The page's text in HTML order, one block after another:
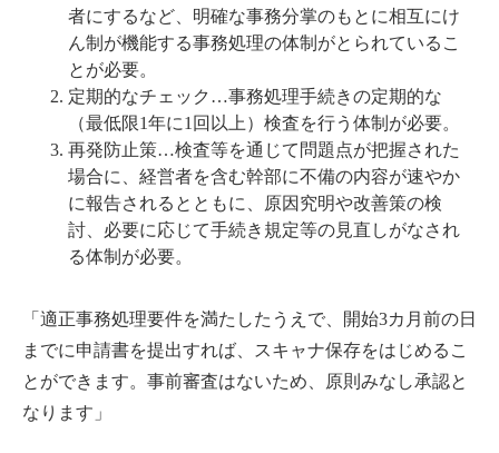
者にするなど、明確な事務分掌のもとに相互にけ
ん制が機能する事務処理の体制がとられているこ
とが必要。
定期的なチェック…事務処理手続きの定期的な
（最低限1年に1回以上）検査を行う体制が必要。
再発防止策…検査等を通じて問題点が把握された
場合に、経営者を含む幹部に不備の内容が速やか
に報告されるとともに、原因究明や改善策の検
討、必要に応じて手続き規定等の見直しがなされ
る体制が必要。
「適正事務処理要件を満たしたうえで、開始3カ月前の日
までに申請書を提出すれば、スキャナ保存をはじめるこ
とができます。事前審査はないため、原則みなし承認と
なります」